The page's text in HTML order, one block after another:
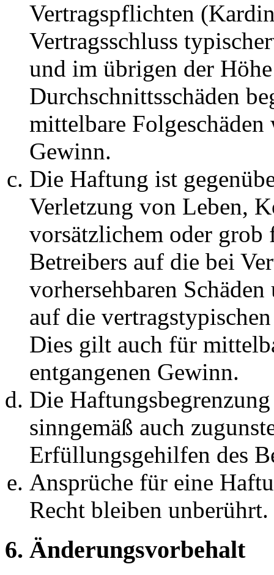
Vertragspflichten
Vertragsschluss
und im übrigen der
Durchschnittsschäden
mittelbare Folgeschäden
Gewinn.
Die Haftung ist
Verletzung von Leben,
vorsätzlichem oder grob
Betreibers auf die bei
vorhersehbaren
auf die
Dies gilt auch für
entgangenen Gewinn.
Die
sinngemäß auch
Erfüllungsgehilfen des
Ansprüche für eine
Recht bleiben unberührt.
6. Änderungsvorbehalt